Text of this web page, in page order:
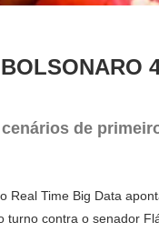
de
Real Time Big Data
contra o senador